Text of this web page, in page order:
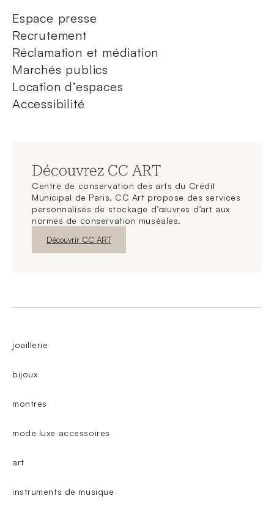
Espace presse
Recrutement
Réclamation et médiation
Marchés publics
Location d’espaces
Accessibilité
Découvrez CC ART
Centre de conservation des arts du Crédit
Municipal de Paris, CC Art propose des services
personnalisés de stockage d’œuvres d’art aux
normes de conservation muséales.
Nouvelle fenêtre
Découvrir CC ART
joaillerie
bijoux
montres
mode luxe accessoires
art
instruments de musique